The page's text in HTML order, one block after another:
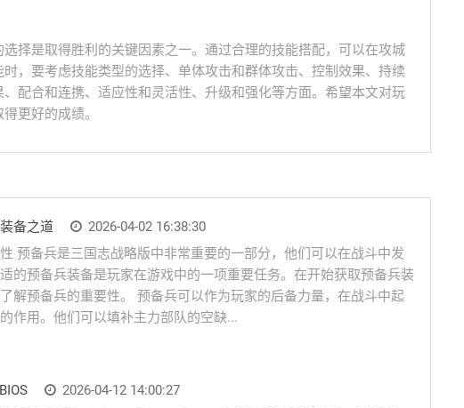
择是取得胜利的关键因素之一。通过合理的技能搭配，可以在攻城
，要考虑技能类型的选择、单体攻击和群体攻击、控制效果、持续
配合和连携、适应性和灵活性、升级和强化等方面。希望本文对玩
更好的成绩。
备之道
2026-04-02 16:38:30
预备兵是三国志战略版中非常重要的一部分，他们可以在战斗中发
的预备兵装备是玩家在游戏中的一项重要任务。在开始获取预备兵装
解预备兵的重要性。 预备兵可以作为玩家的后备力量，在战斗中起
作用。他们可以填补主力部队的空缺...
2026-04-12 14:00:27